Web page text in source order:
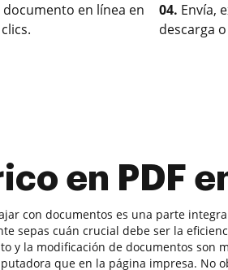
en línea en
04. Envía,
descarga
en PDF
con documentos es una parte
sepas cuán crucial debe ser la
y la modificación de documentos son
que en la página impresa. No